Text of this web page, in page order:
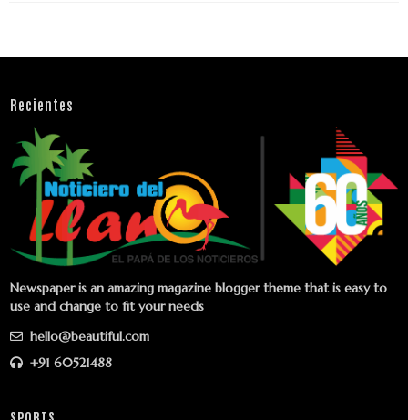
Recientes
Newspaper is an amazing magazine blogger theme that is easy to
use and change to fit your needs
hello@beautiful.com
+91 60521488